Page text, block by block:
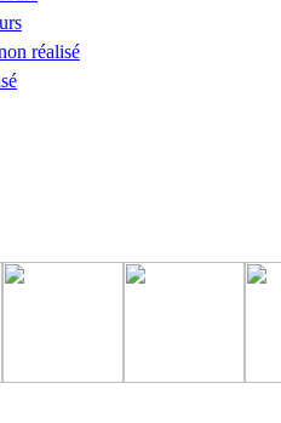
réalisé